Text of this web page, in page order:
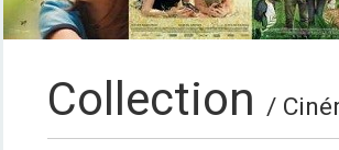
Collection /